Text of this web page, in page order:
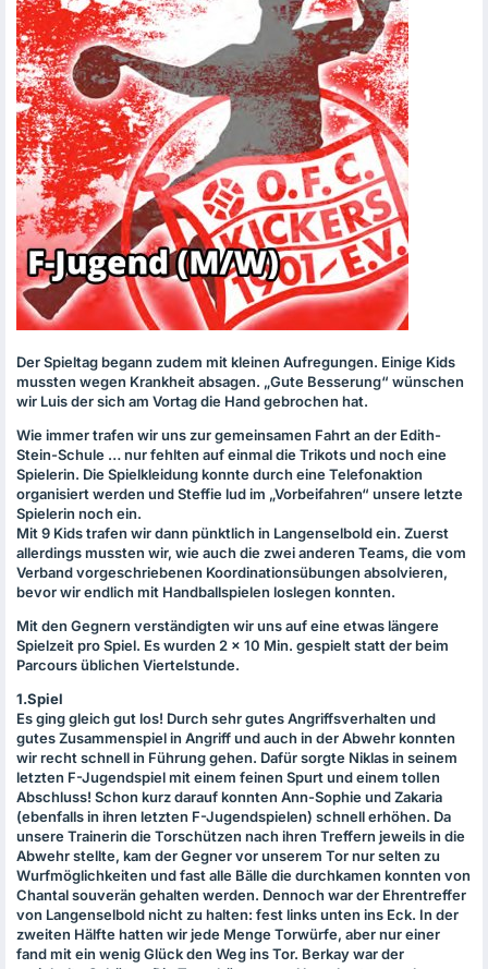
Der Spieltag begann zudem mit kleinen Aufregungen. Einige Kids
mussten wegen Krankheit absagen. „Gute Besserung“ wünschen
wir Luis der sich am Vortag die Hand gebrochen hat.
Wie immer trafen wir uns zur gemeinsamen Fahrt an der Edith-
Stein-Schule … nur fehlten auf einmal die Trikots und noch eine
Spielerin. Die Spielkleidung konnte durch eine Telefonaktion
organisiert werden und Steffie lud im „Vorbeifahren“ unsere letzte
Spielerin noch ein.
Mit 9 Kids trafen wir dann pünktlich in Langenselbold ein. Zuerst
allerdings mussten wir, wie auch die zwei anderen Teams, die vom
Verband vorgeschriebenen Koordinationsübungen absolvieren,
bevor wir endlich mit Handballspielen loslegen konnten.
Mit den Gegnern verständigten wir uns auf eine etwas längere
Spielzeit pro Spiel. Es wurden 2 × 10 Min. gespielt statt der beim
Parcours üblichen Viertelstunde.
1.Spiel
Es ging gleich gut los! Durch sehr gutes Angriffsverhalten und
gutes Zusammenspiel in Angriff und auch in der Abwehr konnten
wir recht schnell in Führung gehen. Dafür sorgte Niklas in seinem
letzten F-Jugendspiel mit einem feinen Spurt und einem tollen
Abschluss! Schon kurz darauf konnten Ann-Sophie und Zakaria
(ebenfalls in ihren letzten F-Jugendspielen) schnell erhöhen. Da
unsere Trainerin die Torschützen nach ihren Treffern jeweils in die
Abwehr stellte, kam der Gegner vor unserem Tor nur selten zu
Wurfmöglichkeiten und fast alle Bälle die durchkamen konnten von
Chantal souverän gehalten werden. Dennoch war der Ehrentreffer
von Langenselbold nicht zu halten: fest links unten ins Eck. In der
zweiten Hälfte hatten wir jede Menge Torwürfe, aber nur einer
fand mit ein wenig Glück den Weg ins Tor. Berkay war der